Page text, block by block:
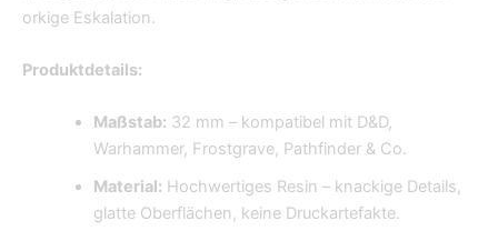
orkige Eskalation.
Produktdetails:
Maßstab: 32 mm – kompatibel mit D&D,
Warhammer, Frostgrave, Pathfinder & Co.
Material: Hochwertiges Resin – knackige Details,
glatte Oberflächen, keine Druckartefakte.